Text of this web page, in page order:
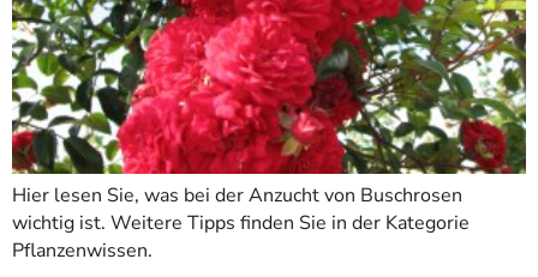
Hier lesen Sie, was bei der Anzucht von Buschrosen
wichtig ist. Weitere Tipps finden Sie in der Kategorie
Pflanzenwissen.